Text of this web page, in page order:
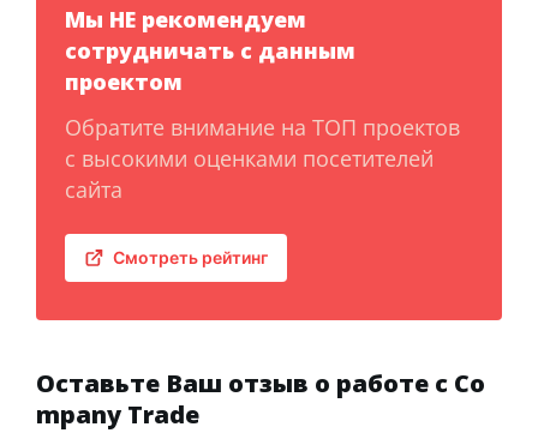
Мы НЕ рекомендуем
сотрудничать с данным
проектом
Обратите внимание на ТОП проектов
с высокими оценками посетителей
сайта
Смотреть рейтинг
Оставьте Ваш отзыв о работе с Co
mpany Trade